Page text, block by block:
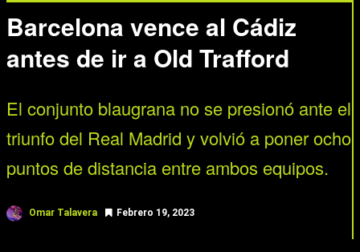
Barcelona vence al Cádiz
antes de ir a Old Trafford
El conjunto blaugrana no se presionó ante el
triunfo del Real Madrid y volvió a poner ocho
puntos de distancia entre ambos equipos.
Omar Talavera Febrero 19, 2023